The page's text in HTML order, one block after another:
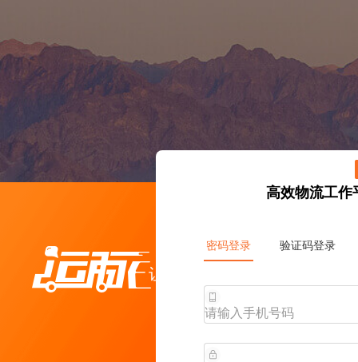
让物流更高效
高效物流工作
密码登录 验证码登录